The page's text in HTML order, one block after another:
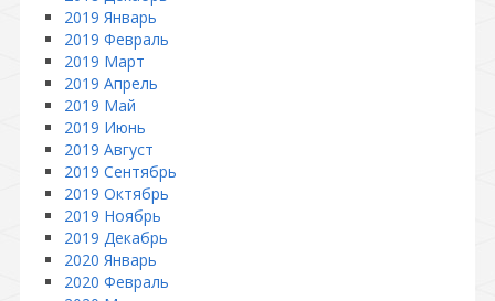
2019 Январь
2019 Февраль
2019 Март
2019 Апрель
2019 Май
2019 Июнь
2019 Август
2019 Сентябрь
2019 Октябрь
2019 Ноябрь
2019 Декабрь
2020 Январь
2020 Февраль